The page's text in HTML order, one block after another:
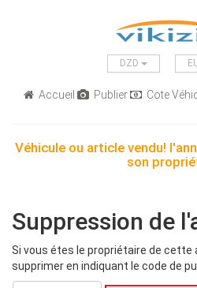
DZD
Accueil Publier Cote
Véhicule ou article vendu!
son
Suppression de
Si vous étes le propriétaire de cette
supprimer en indiquant le code de